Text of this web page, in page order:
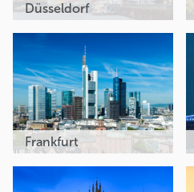
Düsseldorf
Frankfurt